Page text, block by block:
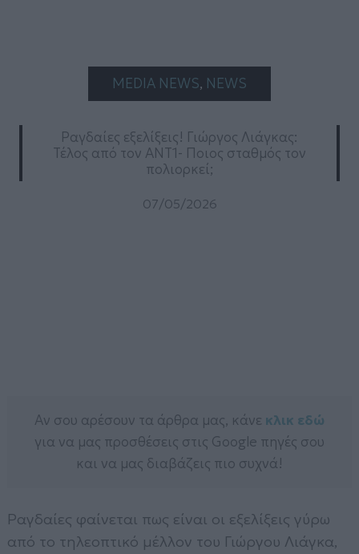
MEDIA NEWS, NEWS
Ραγδαίες εξελίξεις! Γιώργος Λιάγκας:
Τέλος από τον ΑΝΤ1- Ποιος σταθμός τον
πολιορκεί;
07/05/2026
Αν σου αρέσουν τα άρθρα μας, κάνε κλικ εδώ
για να μας προσθέσεις στις Google πηγές σου
και να μας διαβάζεις πιο συχνά!
Ραγδαίες φαίνεται πως είναι οι εξελίξεις γύρω
από το τηλεοπτικό μέλλον του Γιώργου Λιάγκα,